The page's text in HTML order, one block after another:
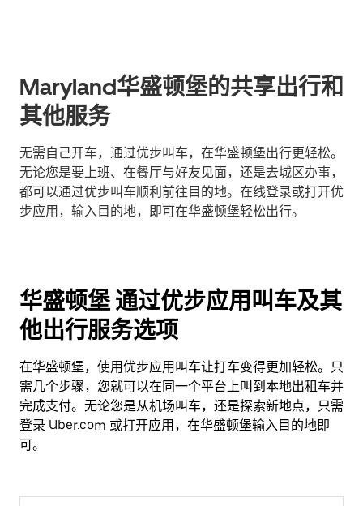
Maryland华盛顿堡的共享出行和
其他服务
无需自己开车，通过优步叫车，在华盛顿堡出行更轻松。
无论您是要上班、在餐厅与好友见面，还是去城区办事，
都可以通过优步叫车顺利前往目的地。在线登录或打开优
步应用，输入目的地，即可在华盛顿堡轻松出行。
华盛顿堡 通过优步应用叫车及其
他出行服务选项
在华盛顿堡，使用优步应用叫车让打车变得更加轻松。只
需几个步骤，您就可以在同一个平台上叫到本地出租车并
完成支付。无论您是从机场叫车，还是探索新地点，只需
登录 Uber.com 或打开应用，在华盛顿堡输入目的地即
可。